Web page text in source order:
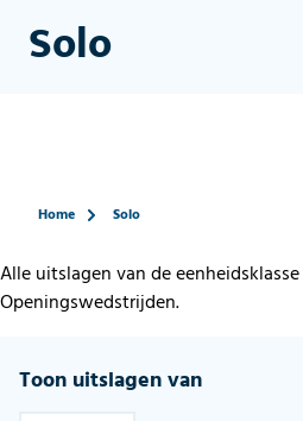
Solo
Home Solo
Alle uitslagen van de
Openingswedstrijden.
Toon uitslagen van